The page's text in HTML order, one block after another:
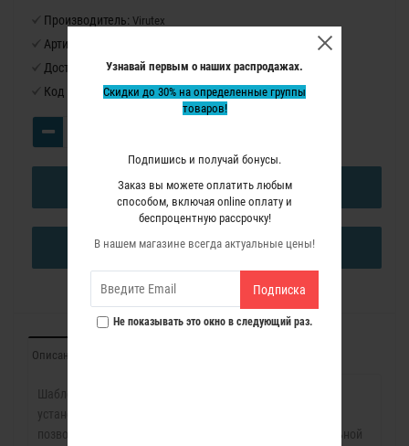
Узнавай первым о наших распродажах.
Скидки до 30% на определенные группы
товаров!
Подпишись и получай бонусы.
Заказ вы можете оплатить любым
способом, включая online оплату и
беспроцентную рассрочку!
В нашем магазине всегда актуальные цены!
Подписка
Не показывать это окно в следующий раз.
Производитель: Virutex
Артикул:
Доступность:Нет в наличии
Код товара: 3600000
В КОРЗИНУ
КУПИТЬ В ОДИН КЛИК
Описание
Шаблонодержатели разработаны для быстрой и легкой
установки большинства типоразмеров петель. Они
позволяют устанавливать петли, не делая предварительной